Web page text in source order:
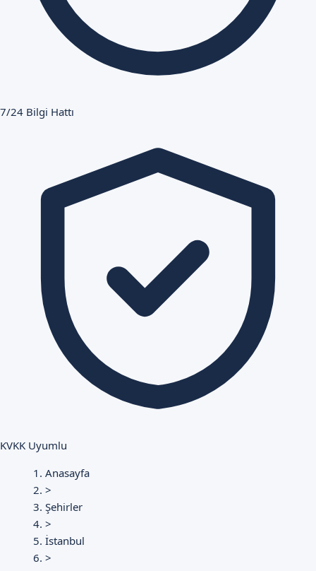
7/24 Bilgi Hattı
KVKK Uyumlu
Anasayfa
>
Şehirler
>
İstanbul
>